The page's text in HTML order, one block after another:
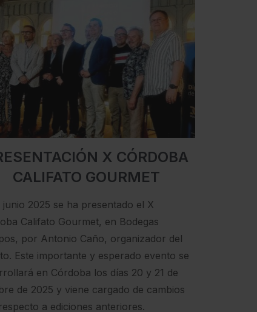
X CÓRDOBA
CALIFATO GOURMET
junio 2025 se ha presentado el X
Califato Gourmet, en Bodegas
por Antonio Caño, organizador del
Este importante y esperado evento se
en Córdoba los días 20 y 21 de
de 2025 y viene cargado de cambios
a ediciones anteriores.